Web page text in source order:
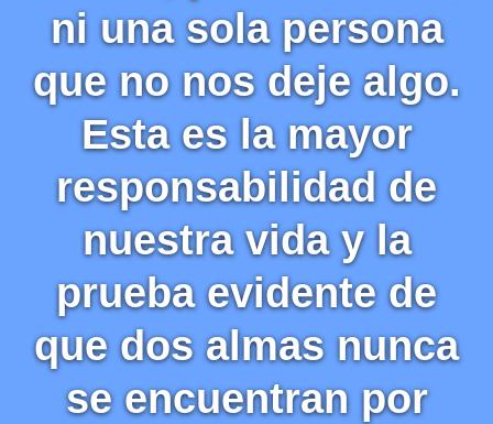
ni una sola persona
que no nos deje algo.
Esta es la mayor
responsabilidad de
nuestra vida y la
prueba evidente de
que dos almas nunca
se encuentran por